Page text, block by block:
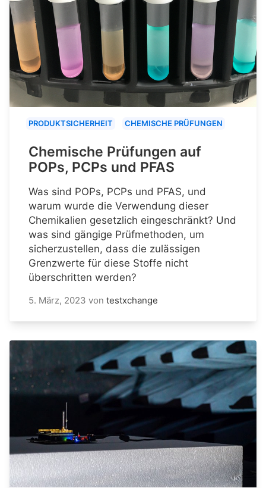
PRODUKTSICHERHEIT CHEMISCHE PRÜFUNGEN
Chemische Prüfungen auf
POPs, PCPs und PFAS
Was sind POPs, PCPs und PFAS, und
warum wurde die Verwendung dieser
Chemikalien gesetzlich eingeschränkt? Und
was sind gängige Prüfmethoden, um
sicherzustellen, dass die zulässigen
Grenzwerte für diese Stoffe nicht
überschritten werden?
5. März, 2023 von testxchange